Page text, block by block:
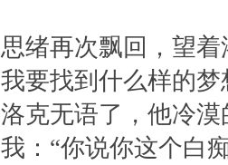
思绪再次飘回，望
我要找到什么样的梦
洛克无语了，他冷
我：“你说你这个白